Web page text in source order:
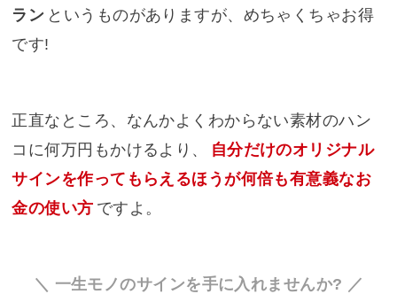
ラン というものがありますが、めちゃくちゃお得
です!
正直なところ、なんかよくわからない素材のハン
コに何万円もかけるより、
自分だけのオリジナル
サインを作ってもらえるほうが何倍も有意義なお
金の使い方 ですよ。
一生モノのサインを手に入れませんか?